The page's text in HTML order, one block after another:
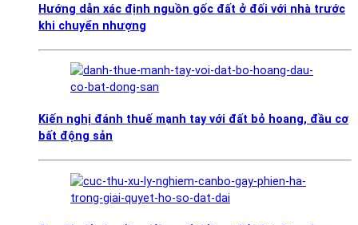
Hướng dẫn xác định nguồn gốc đất ở đối với nhà trước
khi chuyển nhượng
Kiến nghị đánh thuế mạnh tay với đất bỏ hoang, đầu cơ
bất động sản